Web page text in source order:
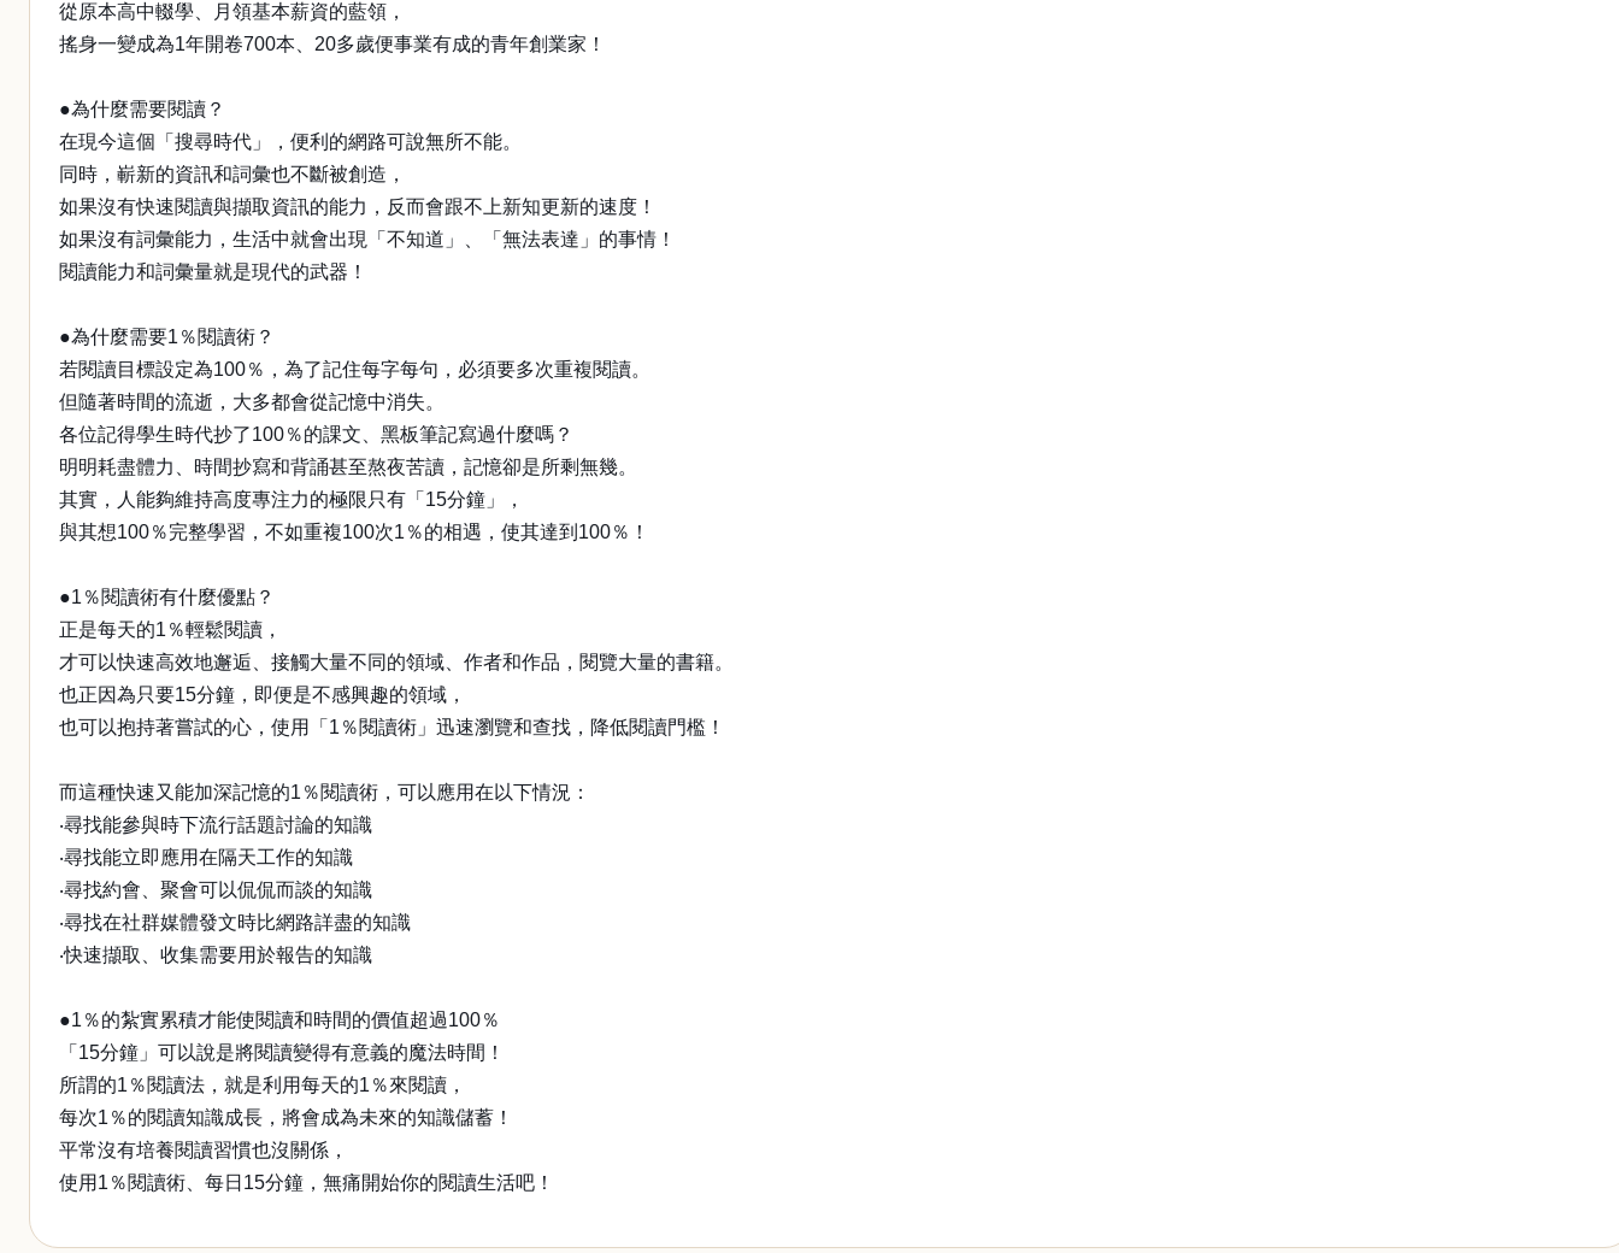
從原本高中輟學、月領基本薪資的藍領，
搖身一變成為1年開卷700本、20多歲便事業有成的青年創業家！
●為什麼需要閱讀？
在現今這個「搜尋時代」，便利的網路可說無所不能。
同時，嶄新的資訊和詞彙也不斷被創造，
如果沒有快速閱讀與擷取資訊的能力，反而會跟不上新知更新的速度！
如果沒有詞彙能力，生活中就會出現「不知道」、「無法表達」的事情！
閱讀能力和詞彙量就是現代的武器！
●為什麼需要1％閱讀術？
若閱讀目標設定為100％，為了記住每字每句，必須要多次重複閱讀。
但隨著時間的流逝，大多都會從記憶中消失。
各位記得學生時代抄了100％的課文、黑板筆記寫過什麼嗎？
明明耗盡體力、時間抄寫和背誦甚至熬夜苦讀，記憶卻是所剩無幾。
其實，人能夠維持高度專注力的極限只有「15分鐘」，
與其想100％完整學習，不如重複100次1％的相遇，使其達到100％！
●1％閱讀術有什麼優點？
正是每天的1％輕鬆閱讀，
才可以快速高效地邂逅、接觸大量不同的領域、作者和作品，閱覽大量的書籍。
也正因為只要15分鐘，即便是不感興趣的領域，
也可以抱持著嘗試的心，使用「1％閱讀術」迅速瀏覽和查找，降低閱讀門檻！
而這種快速又能加深記憶的1％閱讀術，可以應用在以下情況：
‧尋找能參與時下流行話題討論的知識
‧尋找能立即應用在隔天工作的知識
‧尋找約會、聚會可以侃侃而談的知識
‧尋找在社群媒體發文時比網路詳盡的知識
‧快速擷取、收集需要用於報告的知識
●1％的紮實累積才能使閱讀和時間的價值超過100％
「15分鐘」可以說是將閱讀變得有意義的魔法時間！
所謂的1％閱讀法，就是利用每天的1％來閱讀，
每次1％的閱讀知識成長，將會成為未來的知識儲蓄！
平常沒有培養閱讀習慣也沒關係，
使用1％閱讀術、每日15分鐘，無痛開始你的閱讀生活吧！